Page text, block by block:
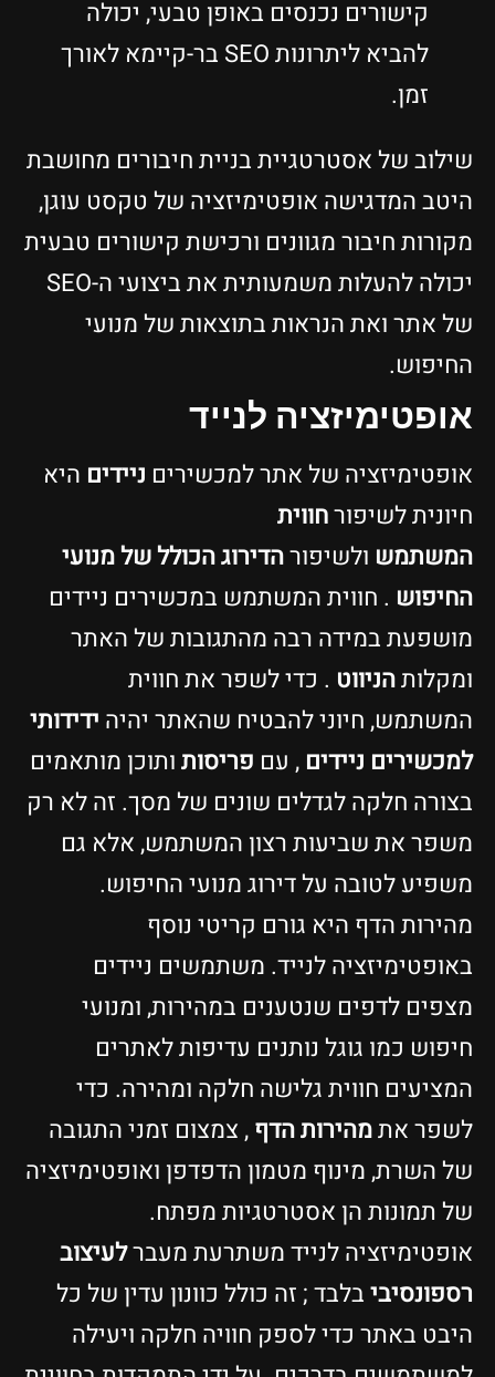
קישורים נכנסים באופן טבעי, יכולה
להביא ליתרונות SEO בר-קיימא לאורך
זמן.
שילוב של אסטרטגיית בניית חיבורים מחושבת
היטב המדגישה אופטימיזציה של טקסט עוגן,
מקורות חיבור מגוונים ורכישת קישורים טבעית
יכולה להעלות משמעותית את ביצועי ה-SEO
של אתר ואת הנראות בתוצאות של מנועי
החיפוש.
אופטימיזציה לנייד
אופטימיזציה של אתר למכשירים ניידים היא
חיונית לשיפורחווית
המשתמש ולשיפורהדירוג הכולל של מנועי
החיפוש . חווית המשתמש במכשירים ניידים
מושפעת במידה רבה מהתגובות של האתר
ומקלותהניווט . כדי לשפר את חווית
המשתמש, חיוני להבטיח שהאתר יהיה ידידותי
למכשירים ניידים , עם פריסותותוכן מותאמים
בצורה חלקה לגדלים שונים של מסך. זה לא רק
משפר את שביעות רצון המשתמש, אלא גם
משפיע לטובה על דירוג מנועי החיפוש.
מהירות הדף היא גורם קריטי נוסף
באופטימיזציה לנייד. משתמשים ניידים
מצפים לדפים שנטענים במהירות, ומנועי
חיפוש כמו גוגל נותנים עדיפות לאתרים
המציעים חווית גלישה חלקה ומהירה. כדי
לשפר אתמהירות הדף, צמצום זמני התגובה
של השרת, מינוף מטמון הדפדפן ואופטימיזציה
של תמונות הן אסטרטגיות מפתח.
אופטימיזציה לנייד משתרעת מעברלעיצוב
רספונסיביבלבד ; זה כולל כוונון עדין של כל
היבט באתר כדי לספק חוויה חלקה ויעילה